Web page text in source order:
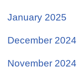
January 2025
December 2024
November 2024